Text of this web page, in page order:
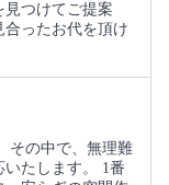
見つけてご提案
合ったお代を頂け
その中で、無理難
たします。 1番